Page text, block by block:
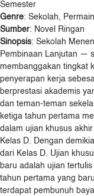
Semester
Genre: Sekolah,
Sumber: Novel Ringan
Sinopsis: Sekolah
Pembinaan Lanjutan —
membanggakan tingkat
penyerapan kerja
berprestasi akademis
dan teman-teman
ketiga tahun pertama
dalam ujian khusus
Kelas D. Dengan
dari Kelas D. Ujian
baru adalah ujian
tahun pertama yang
terdapat pembunuh